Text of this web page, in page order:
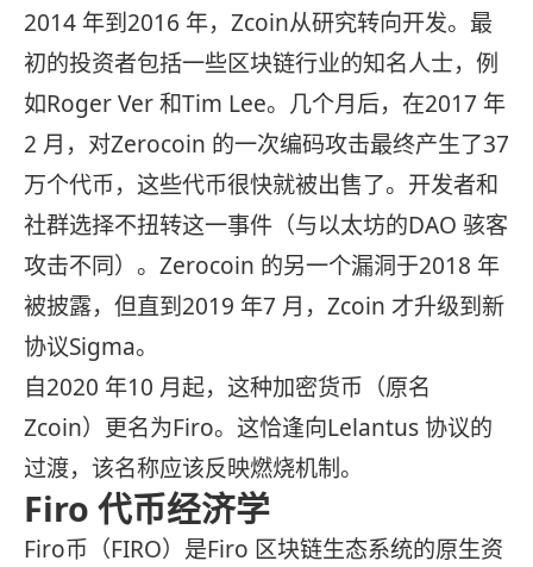
2014 年到2016 年，Zcoin从研究转向开发。最
初的投资者包括一些区块链行业的知名人士，例
如Roger Ver 和Tim Lee。几个月后，在2017 年
2 月，对Zerocoin 的一次编码攻击最终产生了37
万个代币，这些代币很快就被出售了。开发者和
社群选择不扭转这一事件（与以太坊的DAO 骇客
攻击不同）。Zerocoin 的另一个漏洞于2018 年
被披露，但直到2019 年7 月，Zcoin 才升级到新
协议Sigma。
自2020 年10 月起，这种加密货币（原名
Zcoin）更名为Firo。这恰逢向Lelantus 协议的
过渡，该名称应该反映燃烧机制。
Firo 代币经济学
Firo币（FIRO）是Firo 区块链生态系统的原生资